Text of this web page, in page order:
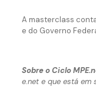
A masterclass
e do Governo
Sobre o Ciclo
e.net e que está em